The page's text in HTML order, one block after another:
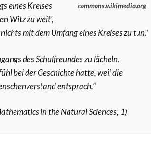
commons.wikimedia.org
eines Kreises
Witz zu weit‘,
mit dem Umfang eines Kreises zu tun.‘
des Schulfreundes zu lächeln.
bei der Geschichte hatte, weil die
entsprach.“
in the Natural Sciences, 1)